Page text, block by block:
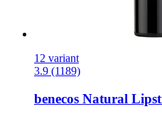
12 variant
3.9 (1189)
benecos Natural